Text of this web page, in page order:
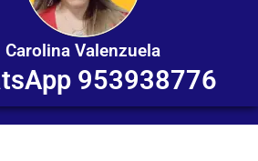
Carolina Valenzuela
953938776